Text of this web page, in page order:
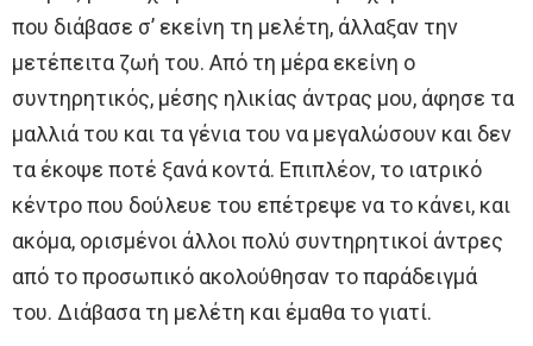
που διάβασε σ’ εκείνη τη μελέτη, άλλαξαν την
μετέπειτα ζωή του. Από τη μέρα εκείνη ο
συντηρητικός, μέσης ηλικίας άντρας μου, άφησε τα
μαλλιά του και τα γένια του να μεγαλώσουν και δεν
τα έκοψε ποτέ ξανά κοντά. Επιπλέον, το ιατρικό
κέντρο που δούλευε του επέτρεψε να το κάνει, και
ακόμα, ορισμένοι άλλοι πολύ συντηρητικοί άντρες
από το προσωπικό ακολούθησαν το παράδειγμά
του. Διάβασα τη μελέτη και έμαθα το γιατί.